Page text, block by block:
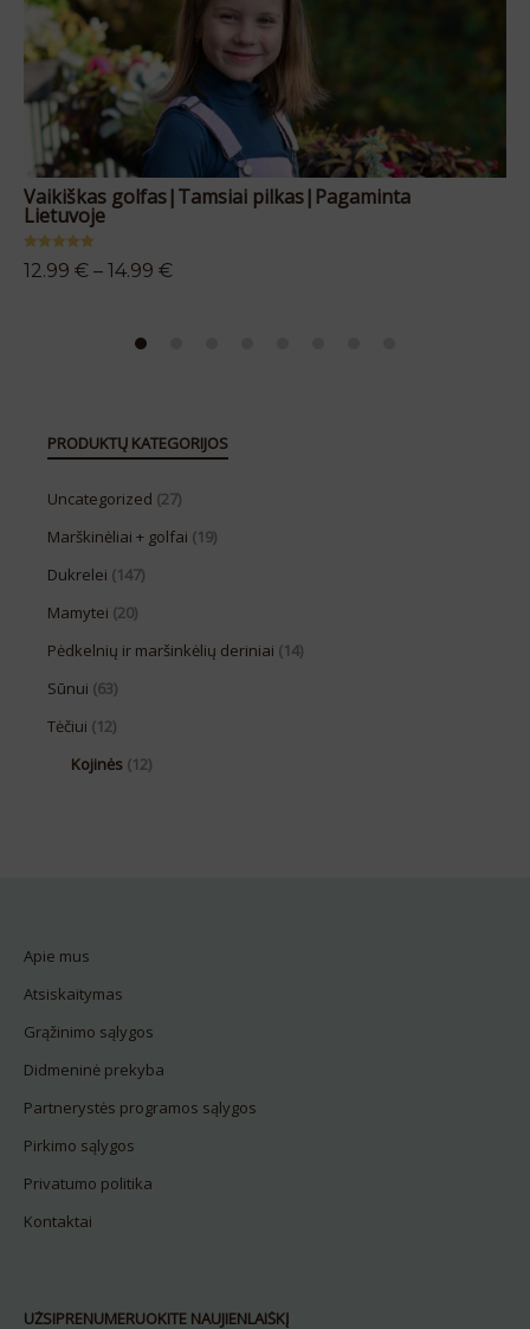
Vaikiškas golfas|Tamsiai pilkas|Pagaminta
Lietuvoje
Įvertinimas:
5.00
12.99 € – 14.99 €
PRODUKTŲ KATEGORIJOS
Uncategorized (27)
Marškinėliai + golfai (19)
Dukrelei (147)
Mamytei (20)
Pėdkelnių ir maršinkėlių deriniai (14)
Sūnui (63)
Tėčiui (12)
Kojinės (12)
Apie mus
Atsiskaitymas
Grąžinimo sąlygos
Didmeninė prekyba
Partnerystės programos sąlygos
Pirkimo sąlygos
Privatumo politika
Kontaktai
UŽSIPRENUMERUOKITE NAUJIENLAIŠKĮ